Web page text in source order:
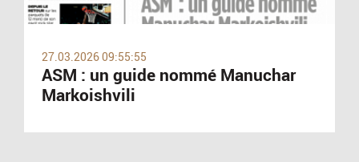
27.03.2026 09:55:55
ASM : un guide nommé Manuchar
Markoishvili